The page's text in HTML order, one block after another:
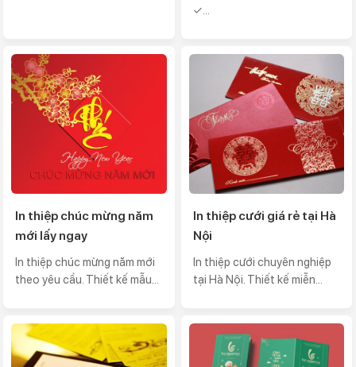
✓...
In thiệp chúc mừng năm
mới lấy ngay
In thiệp chúc mừng năm mới
theo yêu cầu. Thiết kế mẫu...
In thiệp cưới giá rẻ tại Hà
Nội
In thiệp cưới chuyên nghiệp
tại Hà Nội. Thiết kế miễn...